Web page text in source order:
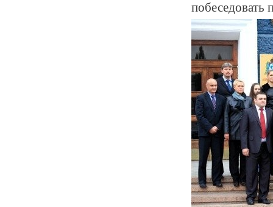
побеседовать